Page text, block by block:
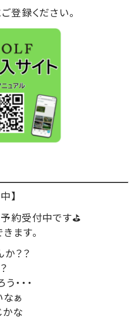
登録ください。
】
約受付中です⛳
ます。
？？
・・・
ぁ
な